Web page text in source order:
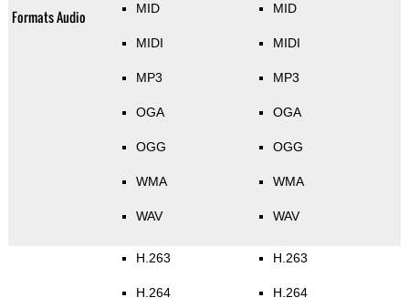
Formats Audio MID
MIDI
MP3
OGA
OGG
WMA
WAV
MID
MIDI
MP3
OGA
OGG
WMA
WAV
H.263
H.264
H.263
H.264